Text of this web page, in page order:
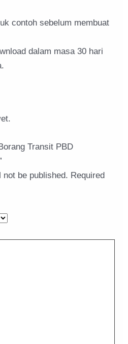
contoh sebelum membuat
dalam masa 30 hari
Transit PBD
not be published. Required